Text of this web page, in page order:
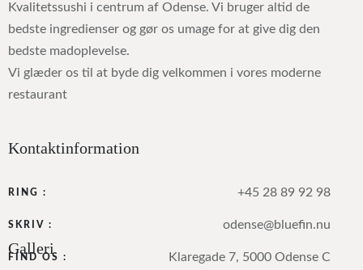
Kvalitetssushi i centrum af Odense. Vi bruger altid de
bedste ingredienser og gør os umage for at give dig den
bedste madoplevelse.
Vi glæder os til at byde dig velkommen i vores moderne
restaurant
Kontaktinformation
RING : +45 28 89 92 98
SKRIV : odense@bluefin.nu
FIND OS : Klaregade 7, 5000 Odense C
Galleri